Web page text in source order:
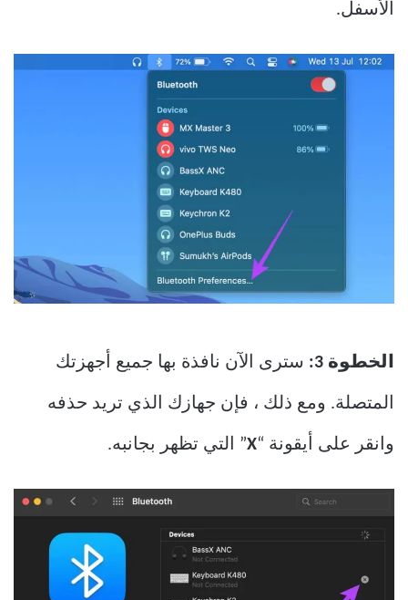
الأسفل.
الخطوة 3: سترى الآن نافذة بها جميع أجهزتك
المتصلة. ومع ذلك ، فإن جهازك الذي تريد حذفه
وانقر على أيقونة “X” التي تظهر بجانبه.